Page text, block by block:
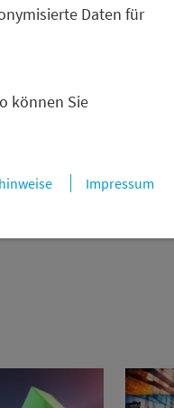
Daten für
können Sie
Impressum
Zusammenarbeit mit
der
Vor seiner Anstellung
mit dem
Vertiefung seiner
der Doshisha-
absolvierte er
Studies in